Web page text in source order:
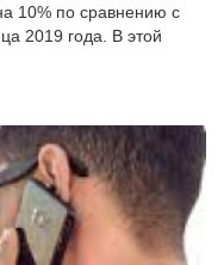
10% по сравнению с
2019 года. В этой